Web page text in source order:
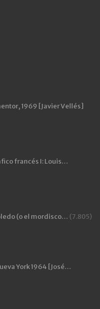
1969 [Javier Vellés]
francés I: Louis…
(o el mordisco… (7.805)
York 1964 [José…